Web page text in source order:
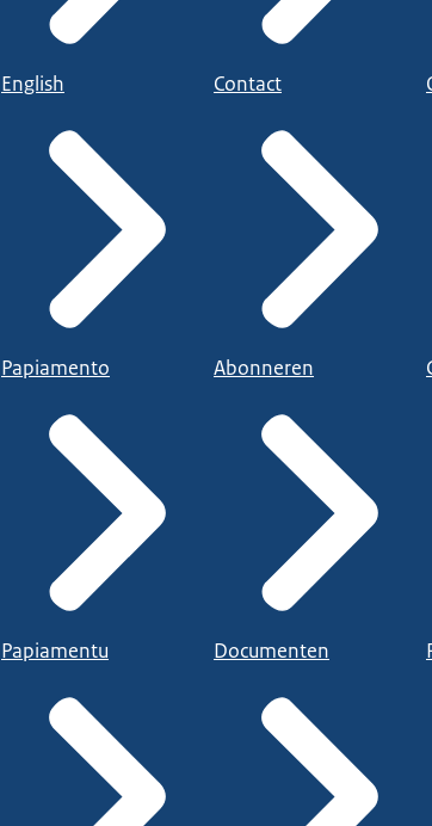
English
Papiamento
Papiamentu
Contact
Abonneren
Documenten